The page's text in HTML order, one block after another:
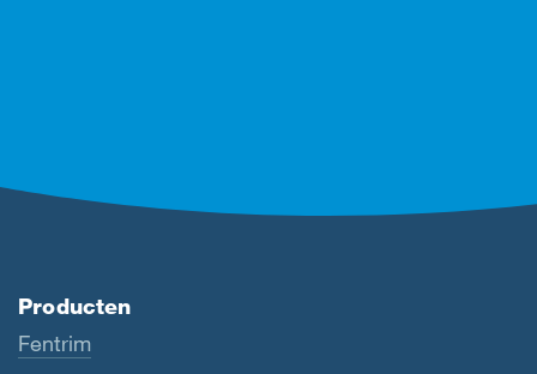
Producten
Fentrim